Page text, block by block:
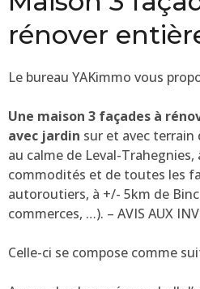
rénover
Le bureau YAKimmo vous
Une maison 3 façades à
avec jardin sur et avec terrain
au calme de Leval-
commodités et de toutes les
autoroutiers, à +/- 5km de
commerces, …). – AVIS AUX
Celle-ci se compose comme